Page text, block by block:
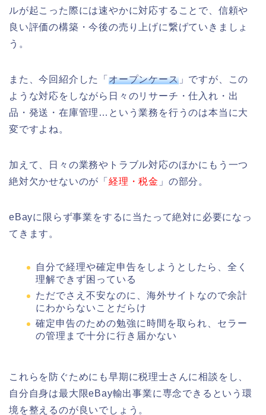
ルが起こった際には速やかに対応することで、信頼や
良い評価の構築・今後の売り上げに繋げていきましょ
う。
また、今回紹介した「 オープンケース」ですが、この
ような対応をしながら日々のリサーチ・仕入れ・出
品・発送・在庫管理…という業務を行うのは本当に大
変ですよね。
加えて、日々の業務やトラブル対応のほかにもう一つ
絶対欠かせないのが「 経理・税金 」の部分。
eBayに限らず事業をするに当たって絶対に必要になっ
てきます。
自分で経理や確定申告をしようとしたら、全く
理解できず困っている
ただでさえ不安なのに、海外サイトなので余計
にわからないことだらけ
確定申告のための勉強に時間を取られ、セラー
の管理まで十分に行き届かない
これらを防ぐためにも早期に税理士さんに相談をし、
自分自身は最大限eBay輸出事業に専念できるという環
境を整えるのが良いでしょう。